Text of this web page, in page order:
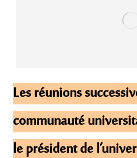
Les réunions
communauté
le président de